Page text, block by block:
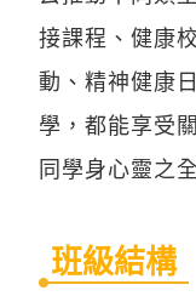
接課程、健康
動、精神健康
學，都能享受
同學身心靈之
班級結構